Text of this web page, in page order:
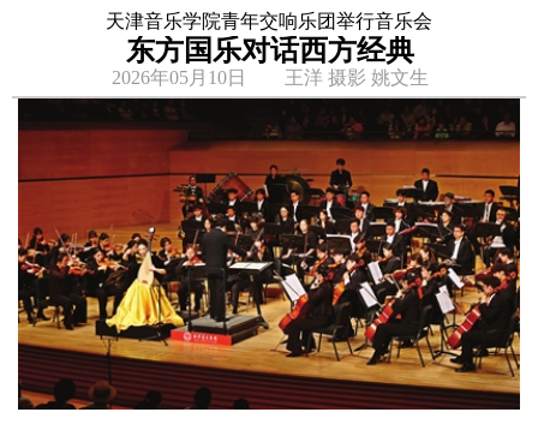
天津音乐学院青年交响乐团举行音乐会
东方国乐对话西方经典
2026年05月10日 王洋 摄影 姚文生